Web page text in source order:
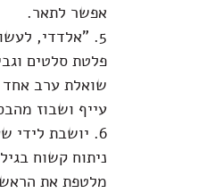
אפשר לתאר.
5. "אלדדי,
פלטת סלטים
שואלת ערב אחד
עייף ושבוז
6. יושבת לידי
מלטפת את הראש